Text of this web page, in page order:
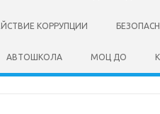
КОРРУПЦИИ
АВТОШКОЛА МОЦ ДО